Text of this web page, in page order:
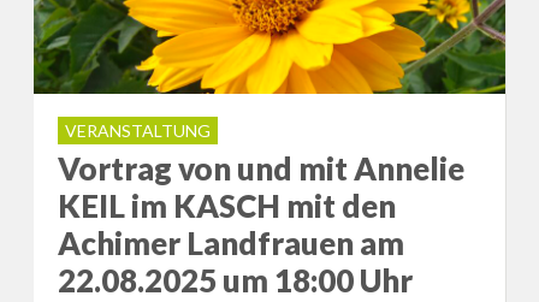
VERANSTALTUNG
Vortrag von und mit Annelie
KEIL im KASCH mit den
Achimer Landfrauen am
22.08.2025 um 18:00 Uhr